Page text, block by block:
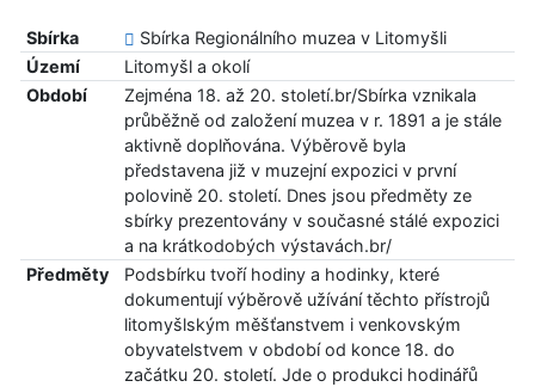
Sbírka
Sbírka Regionálního muzea v Litomyšli
Území
Litomyšl a okolí
Období
Zejména 18. až 20. století.br/Sbírka vznikala
průběžně od založení muzea v r. 1891 a je stále
aktivně doplňována. Výběrově byla
představena již v muzejní expozici v první
polovině 20. století. Dnes jsou předměty ze
sbírky prezentovány v současné stálé expozici
a na krátkodobých výstavách.br/
Předměty
Podsbírku tvoří hodiny a hodinky, které
dokumentují výběrově užívání těchto přístrojů
litomyšlským měšťanstvem i venkovským
obyvatelstvem v období od konce 18. do
začátku 20. století. Jde o produkci hodinářů